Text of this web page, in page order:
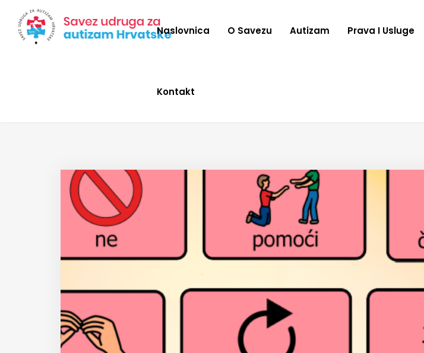
Naslovnica O Savezu Autizam Prava I Usluge
Kontakt